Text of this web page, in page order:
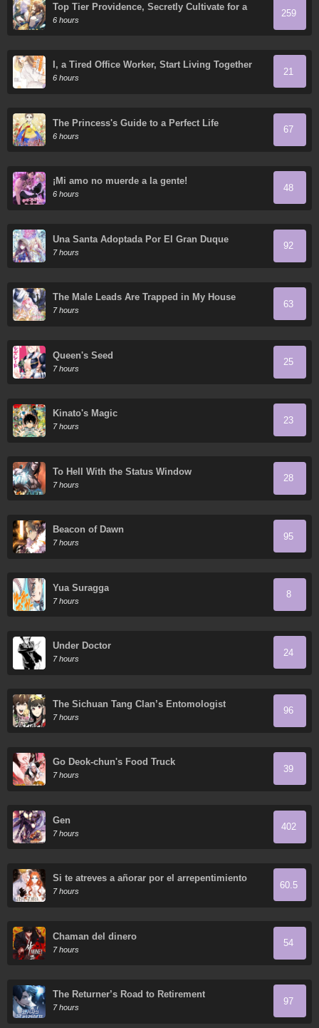
Top Tier Providence, Secretly Cultivate for a
Thousand Years
6 hours
259
I, a Tired Office Worker, Start Living Together
with a Beautiful Highschool Girl whom I Met
Again After 7 Years
6 hours
21
The Princess's Guide to a Perfect Life
6 hours
67
¡Mi amo no muerde a la gente!
6 hours
48
Una Santa Adoptada Por El Gran Duque
7 hours
92
The Male Leads Are Trapped in My House
7 hours
63
Queen's Seed
7 hours
25
Kinato's Magic
7 hours
23
To Hell With the Status Window
7 hours
28
Beacon of Dawn
7 hours
95
Yua Suragga
7 hours
8
Under Doctor
7 hours
24
The Sichuan Tang Clan’s Entomologist
7 hours
96
Go Deok-chun's Food Truck
7 hours
39
Gen
7 hours
402
Si te atreves a añorar por el arrepentimiento
7 hours
60.5
Chaman del dinero
7 hours
54
The Returner’s Road to Retirement
7 hours
97